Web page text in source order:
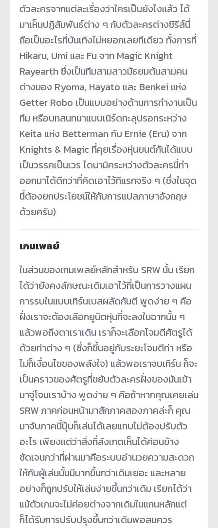
ตัวละครจากแต่ละเรื่องว่าใครเป็นยังไงแล้ว ได้
มาเห็นปฏิสัมพันธ์ต่าง ๆ กับตัวละครต่างซีรีส์นื่
ถือเป็นอะไรที่บันเทิงไม่หยอกเลยทีเดียว ทั้งการที่
Hikaru, Umi และ Fu จาก Magic Knight
Rayearth ซึ่งเป็นทีมสามสาวมัธยมต้นสามคน
ต่างมอง Ryoma, Hayato และ Benkei แห่ง
Getter Robo เป็นแบบอย่างด้านการทำงานเป็น
ทีม หรือบทสนทนาแบบเนิร์ดทะลุปรอทระหว่าง
Keita แห่ง Betterman กับ Ernie (Eru) จาก
Knights & Magic ที่คุยเรื่องหุ่นยนต์กันได้แบบ
เป็นวรรคเป็นเวร ไดนามิคระหว่างตัวละครนี่ทำ
ออกมาได้ดีกว่าที่คิดเอาไว้ทีแรกจริง ๆ (ซึ่งในจุด
นี้ต้องยกประโยชน์ให้กับการแปลภาษาอังกฤษ
ด้วยครับ)
เกมเพลย์
ในส่วนของเกมเพลย์หลักสำหรับ SRW นั้น เรียก
ได้ว่ายังคงลักษณะเดิมเอาไว้ที่เป็นการวางแผน
การรบในแบบเทิร์นเบสผลัดกันตี พูดง่าย ๆ คือ
ฝั่งเราจะต้องเลือกยูนิตหุ่นที่จะลงในฉากนั้น ๆ
แล้วพอถึงตาเราเดิน เราก็จะเลือกโจมตีศัตรูได้
ด้วยท่าต่าง ๆ (ซึ่งก็ขึ้นอยู่กับระยะโจมตีท่า หรือ
ไม่ก็เงื่อนไขของพลังใจ) แล้วพอเราจบเทิร์น ก็จะ
เป็นคราวของศัตรูที่ขยับตัวละครฝั่งของมันเข้า
มาจู่โจมเราบ้าง พูดง่าย ๆ คือถ้าหากคุณเคยเล่น
SRW ภาคก่อนหน้ามาสักภาคสองภาคล่ะก็ คุณ
มาจับภาคนี้ปุ๊บก็เล่นได้เลยแทบไม่ต้องปรับตัว
อะไร เพียงแต่ว่าสิ่งที่สังเกตเห็นได้ค่อนข้าง
ชัดเจนกว่าที่ผ่านมาคือระบบอำนวยความสะดวก
ให้กับผู้เล่นนั้นมีมากขึ้นกว่าเดิมเยอะ และหลาย
อย่างก็ถูกปรับให้เล่นง่ายขึ้นกว่าเดิม เรียกได้ว่า
แม้ตัวเกมจะไม่ค่อยต่างจากเดิมในแกนหลักแต่
ก็ได้รับการปรับปรุงขึ้นกว่าเดิมพอสมควร